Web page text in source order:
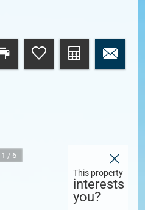
This property
interests
you?
1 / 6